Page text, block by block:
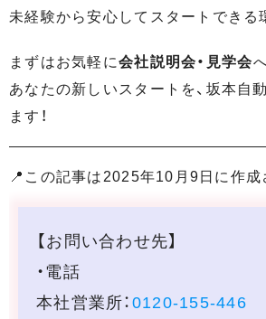
未経験から安心してスタートできる
まずはお気軽に会社説明会・見学会
あなたの新しいスタートを、坂本自
ます！
📍この記事は2025年10月9日に作成
【お問い合わせ先】
・電話
本社営業所：0120-155-446